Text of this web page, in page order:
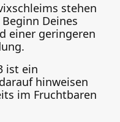
stehen
Deines
einer geringeren
ist ein
hinweisen
im Fruchtbaren